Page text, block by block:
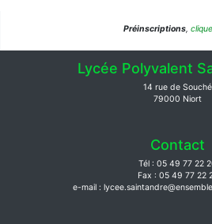
Préinscriptions
Lycée Polyvalent
14 rue de Souché
79000 Niort
Contact
Tél : 05 49 77 22
Fax : 05 49 77 22
e-mail :